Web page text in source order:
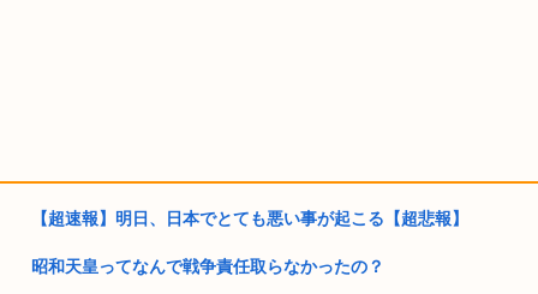
【超速報】明日、日本でとても悪い事が起こる【超悲報】
昭和天皇ってなんで戦争責任取らなかったの？